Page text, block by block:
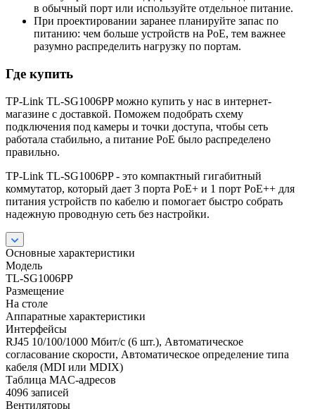
в обычный порт или используйте отдельное питание.
При проектировании заранее планируйте запас по
питанию: чем больше устройств на PoE, тем важнее
разумно распределить нагрузку по портам.
Где купить
TP-Link TL-SG1006PP можно купить у нас в интернет-
магазине с доставкой. Поможем подобрать схему
подключения под камеры и точки доступа, чтобы сеть
работала стабильно, а питание PoE было распределено
правильно.
TP-Link TL-SG1006PP - это компактный гигабитный
коммутатор, который дает 3 порта PoE+ и 1 порт PoE++ для
питания устройств по кабелю и помогает быстро собрать
надежную проводную сеть без настройки.
Основные характеристики
Модель
TL-SG1006PP
Размещение
На столе
Аппаратные характеристики
Интерфейсы
RJ45 10/100/1000 Мбит/с (6 шт.), Автоматическое
согласование скорости, Автоматическое определение типа
кабеля (MDI или MDIX)
Таблица MAC-адресов
4096 записей
Вентиляторы